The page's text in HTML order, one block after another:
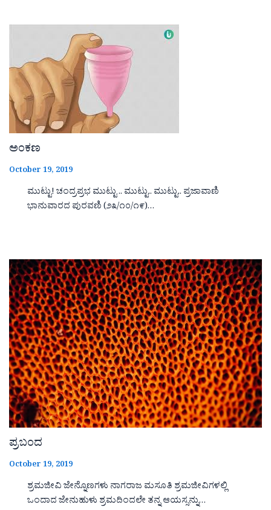
ಅಂಕಣ
October 19, 2019
ಮುಟ್ಟು! ಚಂದ್ರಪ್ರಭ ಮುಟ್ಟು .. ಮುಟ್ಟು.. ಮುಟ್ಟು.. ಪ್ರಜಾವಾಣಿ
ಭಾನುವಾರದ ಪುರವಣಿ (೨೩/೧೦/೧೯)…
ಪ್ರಬಂದ
October 19, 2019
ಶ್ರಮಜೀವಿ ಜೇನ್ನೊಣಗಳು ನಾಗರಾಜ ಮಸೂತಿ ಶ್ರಮಜೀವಿಗಳಲ್ಲಿ
ಒಂದಾದ ಜೇನುಹುಳು ಶ್ರಮದಿಂದಲೇ ತನ್ನ ಆಯಸ್ಸನ್ನು…